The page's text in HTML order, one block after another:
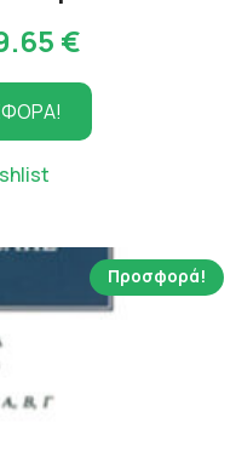
€.
€Η
τρέχουσα
τιμή
Προσφορά!